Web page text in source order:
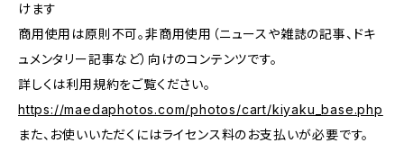
けます
商用使用は原則不可。非商用使用（ニュースや雑誌の記事、ドキ
ュメンタリー記事など）向けのコンテンツです。
詳しくは利用規約をご覧ください。
https://maedaphotos.com/photos/cart/kiyaku_base.php
また、お使いいただくにはライセンス料のお支払いが必要です。